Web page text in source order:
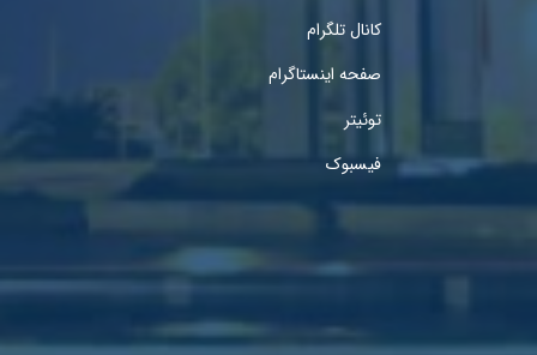
کانال تلگرام
صفحه اینستاگرام
توئیتر
فیسبوک